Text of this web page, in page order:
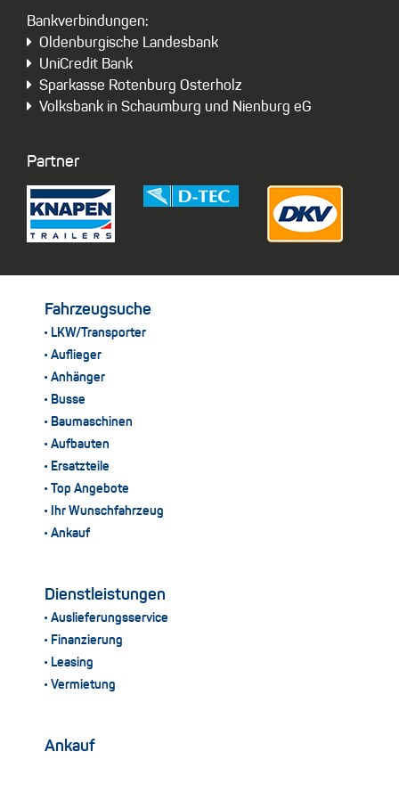
Bankverbindungen:
Oldenburgische Landesbank
UniCredit Bank
Sparkasse Rotenburg Osterholz
Volksbank in Schaumburg und Nienburg eG
Partner
Fahrzeugsuche
LKW/Transporter
Auflieger
Anhänger
Busse
Baumaschinen
Aufbauten
Ersatzteile
Top Angebote
Ihr Wunschfahrzeug
Ankauf
Dienstleistungen
Auslieferungsservice
Finanzierung
Leasing
Vermietung
Ankauf